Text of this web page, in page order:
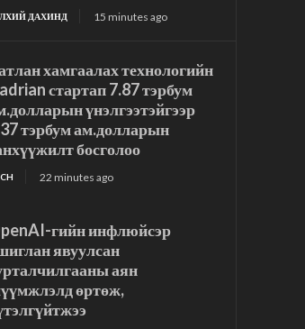
ДАХИНД 15 minutes ago
хамгаалах технологийн
стартап 7.87 тэрбум
үнэлгээтэйгээр
тэрбум ам.долларын
босголоо
22 minutes ago
гийн инфлюйсэр
явуулсан
аян
өртөж,